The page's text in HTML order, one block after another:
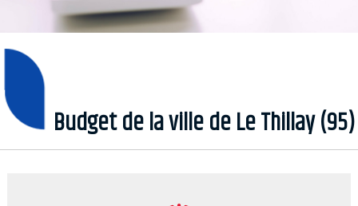
Budget de la ville de Le Thillay (95)